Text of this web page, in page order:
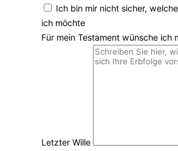
Ich bin mir nicht sicher,
ich möchte
Für mein Testament wünsche ich
Letzter Wille